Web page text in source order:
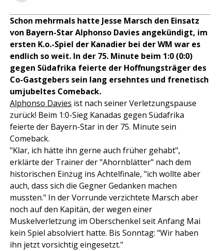
Schon mehrmals hatte Jesse Marsch den Einsatz
von Bayern-Star Alphonso Davies angekündigt, im
ersten K.o.-Spiel der Kanadier bei der WM war es
endlich so weit. In der 75. Minute beim 1:0 (0:0)
gegen Südafrika feierte der Hoffnungsträger des
Co-Gastgebers sein lang ersehntes und frenetisch
umjubeltes Comeback.
Alphonso Davies ist nach seiner Verletzungspause
zurück! Beim 1:0-Sieg Kanadas gegen Südafrika
feierte der Bayern-Star in der 75. Minute sein
Comeback.
"Klar, ich hätte ihn gerne auch früher gehabt",
erklärte der Trainer der "Ahornblätter" nach dem
historischen Einzug ins Achtelfinale, "ich wollte aber
auch, dass sich die Gegner Gedanken machen
mussten." In der Vorrunde verzichtete Marsch aber
noch auf den Kapitän, der wegen einer
Muskelverletzung im Oberschenkel seit Anfang Mai
kein Spiel absolviert hatte. Bis Sonntag: "Wir haben
ihn jetzt vorsichtig eingesetzt."